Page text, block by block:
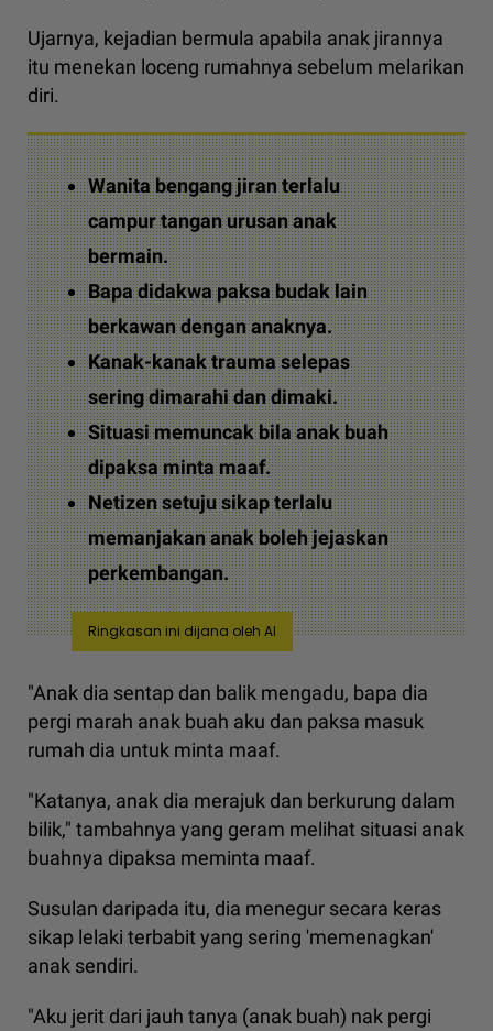
Ujarnya, kejadian bermula apabila anak jirannya
itu menekan loceng rumahnya sebelum melarikan
diri.
Wanita bengang jiran terlalu
campur tangan urusan anak
bermain.
Bapa didakwa paksa budak lain
berkawan dengan anaknya.
Kanak-kanak trauma selepas
sering dimarahi dan dimaki.
Situasi memuncak bila anak buah
dipaksa minta maaf.
Netizen setuju sikap terlalu
memanjakan anak boleh jejaskan
perkembangan.
Ringkasan ini dijana oleh AI
"Anak dia sentap dan balik mengadu, bapa dia
pergi marah anak buah aku dan paksa masuk
rumah dia untuk minta maaf.
"Katanya, anak dia merajuk dan berkurung dalam
bilik," tambahnya yang geram melihat situasi anak
buahnya dipaksa meminta maaf.
Susulan daripada itu, dia menegur secara keras
sikap lelaki terbabit yang sering 'memenagkan'
anak sendiri.
"Aku jerit dari jauh tanya (anak buah) nak pergi